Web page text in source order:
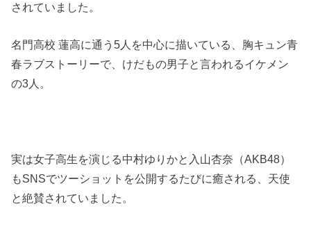
されていました。
名門高校 蓮高に通う5人を中心に描いている、胸キュン青
春ラブストーリーで、けだもの男子と言われるイケメン
の3人。
実は女子高生を演じる中村ゆりかと入山杏奈（AKB48）
もSNSでツーショットを公開するたびに癒される、天使
と絶賛されていました。